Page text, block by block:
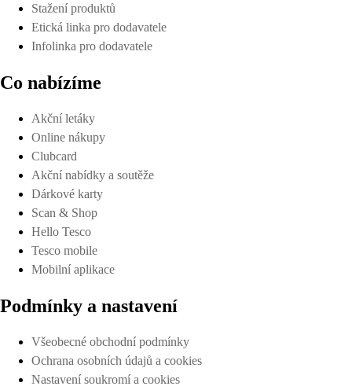
Stažení produktů
Etická linka pro dodavatele
Infolinka pro dodavatele
Co nabízíme
Akční letáky
Online nákupy
Clubcard
Akční nabídky a soutěže
Dárkové karty
Scan & Shop
Hello Tesco
Tesco mobile
Mobilní aplikace
Podmínky a nastavení
Všeobecné obchodní podmínky
Ochrana osobních údajů a cookies
Nastavení soukromí a cookies